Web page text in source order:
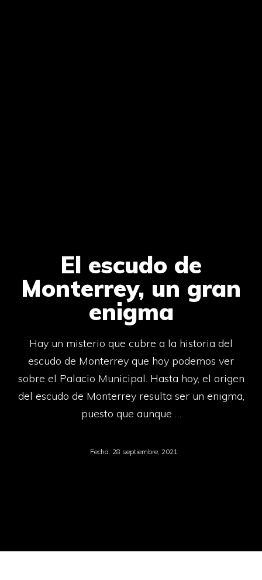
El escudo de
Monterrey, un gran
enigma
Hay un misterio que cubre a la historia del
escudo de Monterrey que hoy podemos ver
sobre el Palacio Municipal. Hasta hoy, el origen
del escudo de Monterrey resulta ser un enigma,
puesto que aunque …
Fecha: 28 septiembre, 2021